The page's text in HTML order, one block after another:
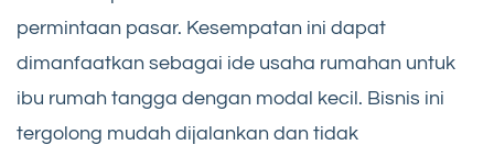
permintaan pasar. Kesempatan ini dapat
dimanfaatkan sebagai ide usaha rumahan untuk
ibu rumah tangga dengan modal kecil. Bisnis ini
tergolong mudah dijalankan dan tidak